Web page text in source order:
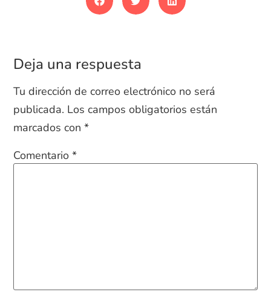
Deja una respuesta
Tu dirección de correo electrónico no será
publicada. Los campos obligatorios están
marcados con*
Comentario*